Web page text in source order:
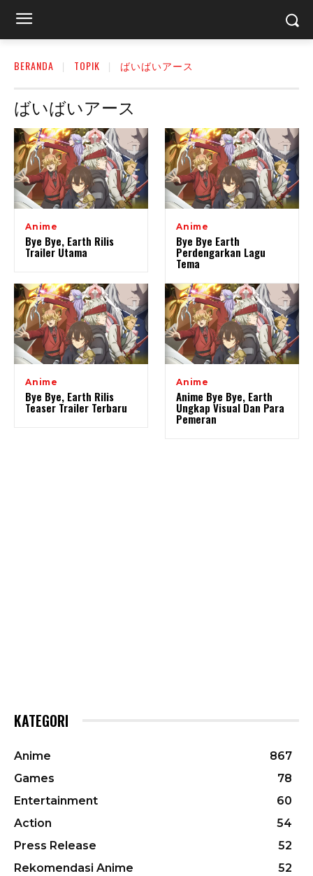
BERANDA TOPIK ばいばいアース
ばいばいアース
Anime
Bye Bye, Earth Rilis
Trailer Utama
Anime
Bye Bye Earth
Perdengarkan Lagu
Tema
Anime
Bye Bye, Earth Rilis
Teaser Trailer Terbaru
Anime
Anime Bye Bye, Earth
Ungkap Visual Dan Para
Pemeran
KATEGORI
Anime
867
Games
78
Entertainment
60
Action
54
Press Release
52
Rekomendasi Anime
52